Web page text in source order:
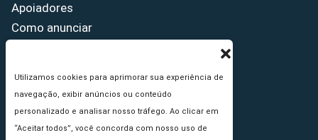
Utilizamos cookies para aprimorar sua experiência de
navegação, exibir anúncios ou conteúdo
personalizado e analisar nosso tráfego. Ao clicar em
“Aceitar todos”, você concorda com nosso uso de
Apoiadores
Como anunciar
Princípios Editoriais